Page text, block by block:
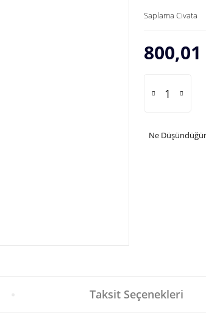
Saplama Civata
800,01
Ne
Taksit Seçenekleri